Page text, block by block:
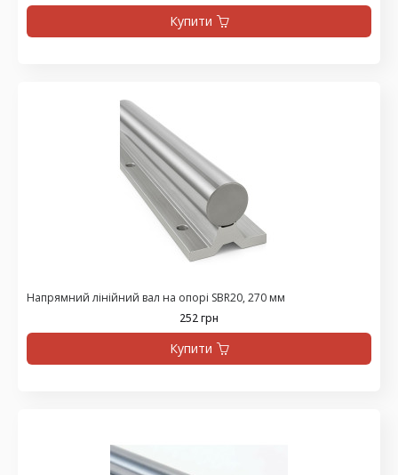
Купити
Напрямний лінійний вал на опорі SBR20, 270 мм
252 грн
Купити